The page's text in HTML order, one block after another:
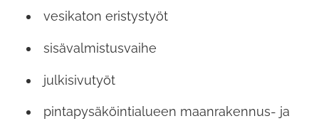
vesikaton eristystyöt
sisävalmistusvaihe
julkisivutyöt
pintapysäköintialueen maanrakennus- ja